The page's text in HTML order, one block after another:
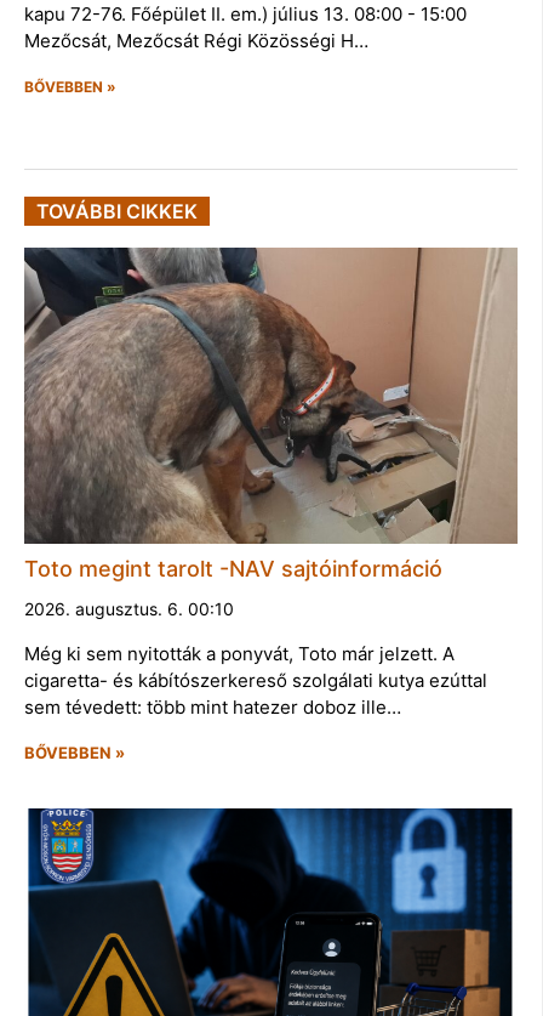
kapu 72-76. Főépület II. em.) július 13. 08:00 - 15:00
Mezőcsát, Mezőcsát Régi Közösségi H…
BŐVEBBEN »
TOVÁBBI CIKKEK
Toto megint tarolt -NAV sajtóinformáció
2026. augusztus. 6. 00:10
Még ki sem nyitották a ponyvát, Toto már jelzett. A
cigaretta- és kábítószerkereső szolgálati kutya ezúttal
sem tévedett: több mint hatezer doboz ille…
BŐVEBBEN »